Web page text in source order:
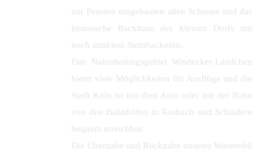
zur Pension umgebauten alten Scheune und das
historische Backhaus des kleinen Dorfs mit
noch intaktem Steinbackofen.
Das Naherholungsgebiet Windecker-Ländchen
bietet viele Möglichkeiten für Ausflüge und die
Stadt Köln ist mit dem Auto oder mit der Bahn
von den Bahnhöfen in Rosbach und Schladern
bequem erreichbar.
Die Übergabe und Rückgabe unseres Waumobil